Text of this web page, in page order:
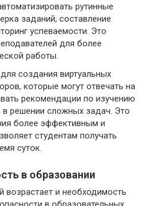
рутинные
заданий, составление
успеваемости. Это
для более
работы.
создания виртуальных
которые могут отвечать на
рекомендации по изучению
в решении сложных задач. Это
более эффективным и
студентам получать
суток.
в образовании
возрастает и необходимость